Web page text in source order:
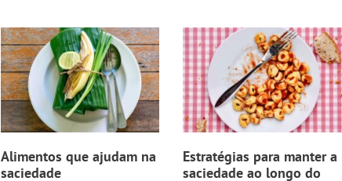
Alimentos que ajudam na
saciedade
Estratégias para manter a
saciedade ao longo do